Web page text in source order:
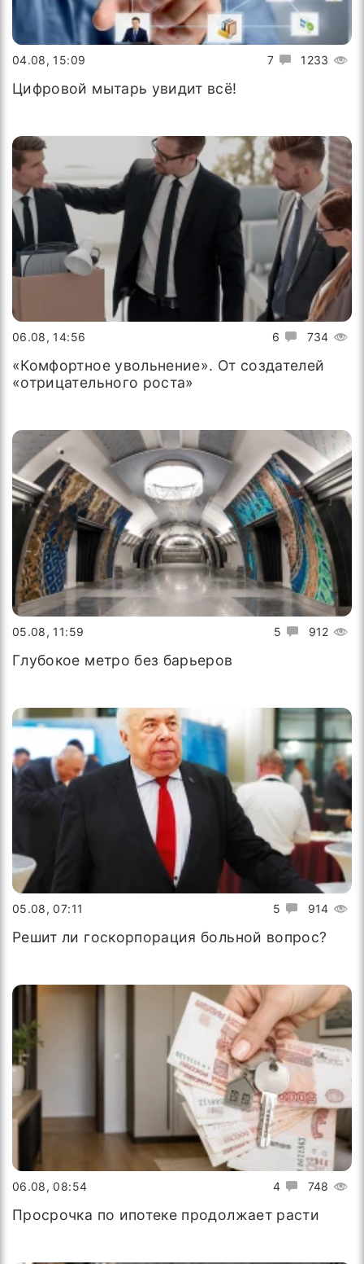
7 1233
04.08, 15:09
Цифровой мытарь увидит всё!
6 734
06.08, 14:56
«Комфортное увольнение». От создателей
«отрицательного роста»
5 912
05.08, 11:59
Глубокое метро без барьеров
5 914
05.08, 07:11
Решит ли госкорпорация больной вопрос?
4 748
06.08, 08:54
Просрочка по ипотеке продолжает расти